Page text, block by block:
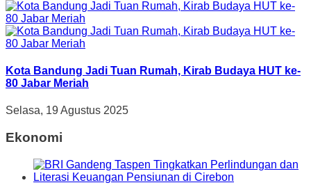
Kota Bandung Jadi Tuan Rumah, Kirab Budaya HUT ke-
80 Jabar Meriah
Selasa, 19 Agustus 2025
Ekonomi